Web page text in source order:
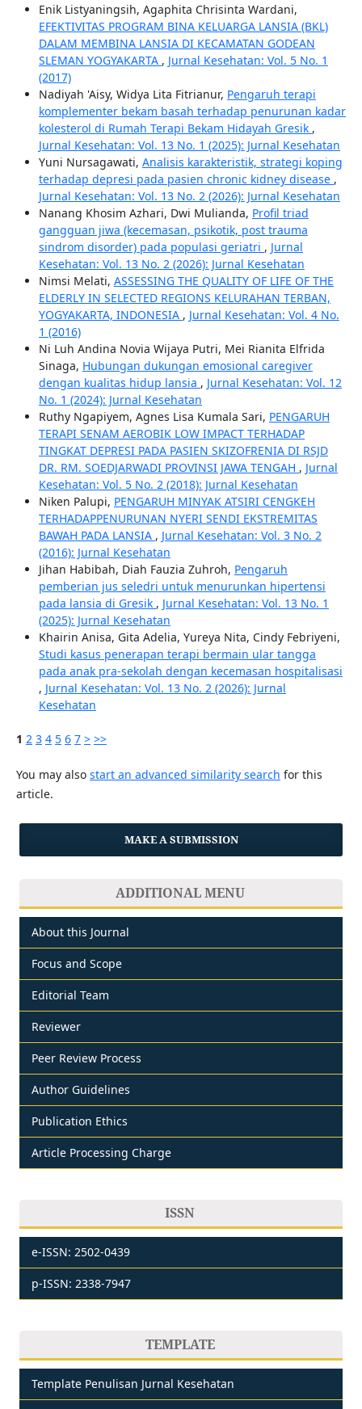
Enik Listyaningsih, Agaphita Chrisinta Wardani,
EFEKTIVITAS PROGRAM BINA KELUARGA LANSIA (BKL)
DALAM MEMBINA LANSIA DI KECAMATAN GODEAN
SLEMAN YOGYAKARTA , Jurnal Kesehatan: Vol. 5 No. 1
(2017)
Nadiyah 'Aisy, Widya Lita Fitrianur, Pengaruh terapi
komplementer bekam basah terhadap penurunan kadar
kolesterol di Rumah Terapi Bekam Hidayah Gresik ,
Jurnal Kesehatan: Vol. 13 No. 1 (2025): Jurnal Kesehatan
Yuni Nursagawati, Analisis karakteristik, strategi koping
terhadap depresi pada pasien chronic kidney disease ,
Jurnal Kesehatan: Vol. 13 No. 2 (2026): Jurnal Kesehatan
Nanang Khosim Azhari, Dwi Mulianda, Profil triad
gangguan jiwa (kecemasan, psikotik, post trauma
sindrom disorder) pada populasi geriatri , Jurnal
Kesehatan: Vol. 13 No. 2 (2026): Jurnal Kesehatan
Nimsi Melati, ASSESSING THE QUALITY OF LIFE OF THE
ELDERLY IN SELECTED REGIONS KELURAHAN TERBAN,
YOGYAKARTA, INDONESIA , Jurnal Kesehatan: Vol. 4 No.
1 (2016)
Ni Luh Andina Novia Wijaya Putri, Mei Rianita Elfrida
Sinaga, Hubungan dukungan emosional caregiver
dengan kualitas hidup lansia , Jurnal Kesehatan: Vol. 12
No. 1 (2024): Jurnal Kesehatan
Ruthy Ngapiyem, Agnes Lisa Kumala Sari, PENGARUH
TERAPI SENAM AEROBIK LOW IMPACT TERHADAP
TINGKAT DEPRESI PADA PASIEN SKIZOFRENIA DI RSJD
DR. RM. SOEDJARWADI PROVINSI JAWA TENGAH , Jurnal
Kesehatan: Vol. 5 No. 2 (2018): Jurnal Kesehatan
Niken Palupi, PENGARUH MINYAK ATSIRI CENGKEH
TERHADAPPENURUNAN NYERI SENDI EKSTREMITAS
BAWAH PADA LANSIA , Jurnal Kesehatan: Vol. 3 No. 2
(2016): Jurnal Kesehatan
Jihan Habibah, Diah Fauzia Zuhroh, Pengaruh
pemberian jus seledri untuk menurunkan hipertensi
pada lansia di Gresik , Jurnal Kesehatan: Vol. 13 No. 1
(2025): Jurnal Kesehatan
Khairin Anisa, Gita Adelia, Yureya Nita, Cindy Febriyeni,
Studi kasus penerapan terapi bermain ular tangga
pada anak pra-sekolah dengan kecemasan hospitalisasi
, Jurnal Kesehatan: Vol. 13 No. 2 (2026): Jurnal
Kesehatan
1 2 3 4 5 6 7 > >>
You may also start an advanced similarity search for this
article.
MAKE A SUBMISSION
ADDITIONAL MENU
About this Journal
Focus and Scope
Editorial Team
Reviewer
Peer Review Process
Author Guidelines
Publication Ethics
Article Processing Charge
ISSN
e-ISSN: 2502-0439
p-ISSN: 2338-7947
TEMPLATE
Template Penulisan Jurnal Kesehatan